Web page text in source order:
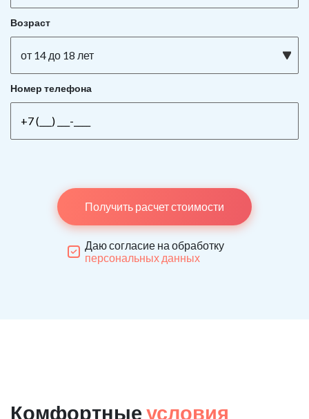
Возраст
от 14 до 18 лет
Номер телефона
Получить расчет стоимости
Даю согласие на обработку
персональных данных
Комфортные условия